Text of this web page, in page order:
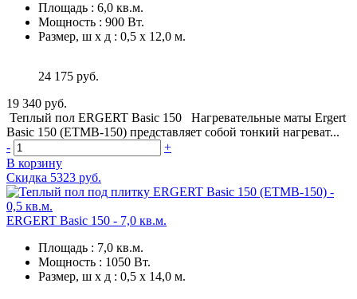
Площадь : 6,0 кв.м.
Мощность : 900 Вт.
Размер, ш х д : 0,5 х 12,0 м.
24 175 руб.
19 340 руб.
Теплый пол ERGERT Basic 150 Нагревательные маты Ergert
Basic 150 (ETMB-150) представляет собой тонкий нагреват...
-
+
В корзину
Скидка 5323 руб.
ERGERT Basic 150 - 7,0 кв.м.
Площадь : 7,0 кв.м.
Мощность : 1050 Вт.
Размер, ш х д : 0,5 х 14,0 м.